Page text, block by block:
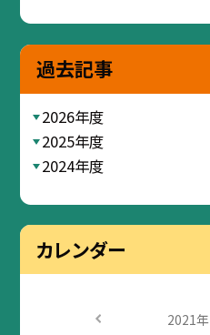
過去記事
2026年度
2025年度
2024年度
カレンダー
2021年